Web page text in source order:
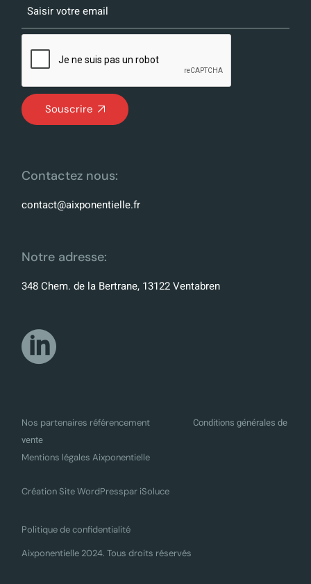
Souscrire
Contactez nous:
contact@aixponentielle.fr
Notre adresse:
348 Chem. de la Bertrane, 13122 Ventabren
Nos partenaires référencement
Conditions générales de
vente
Mentions légales Aixponentielle
Création Site WordPresspar iSoluce
Politique de confidentialité
Aixponentielle 2024. Tous droits réservés